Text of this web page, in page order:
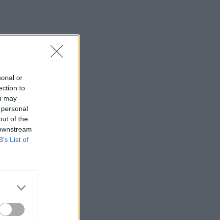
or
to
may
of the
List of
09:46
Ρέθυμνο: Μήνυμα αισιοδοξίας από τον